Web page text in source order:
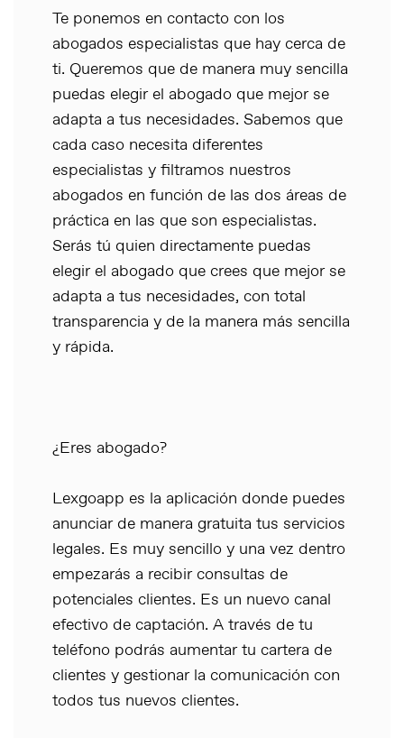
Te ponemos en contacto con los
abogados especialistas que hay cerca de
ti. Queremos que de manera muy sencilla
puedas elegir el abogado que mejor se
adapta a tus necesidades. Sabemos que
cada caso necesita diferentes
especialistas y filtramos nuestros
abogados en función de las dos áreas de
práctica en las que son especialistas.
Serás tú quien directamente puedas
elegir el abogado que crees que mejor se
adapta a tus necesidades, con total
transparencia y de la manera más sencilla
y rápida.
¿Eres abogado?
Lexgoapp es la aplicación donde puedes
anunciar de manera gratuita tus servicios
legales. Es muy sencillo y una vez dentro
empezarás a recibir consultas de
potenciales clientes. Es un nuevo canal
efectivo de captación. A través de tu
teléfono podrás aumentar tu cartera de
clientes y gestionar la comunicación con
todos tus nuevos clientes.